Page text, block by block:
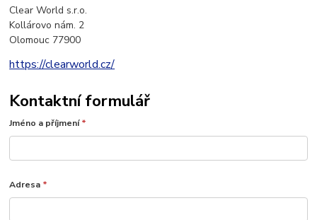
Clear World s.r.o.
Kollárovo nám. 2
Olomouc 77900
https://clearworld.cz/
Kontaktní formulář
Jméno a příjmení*
Adresa *